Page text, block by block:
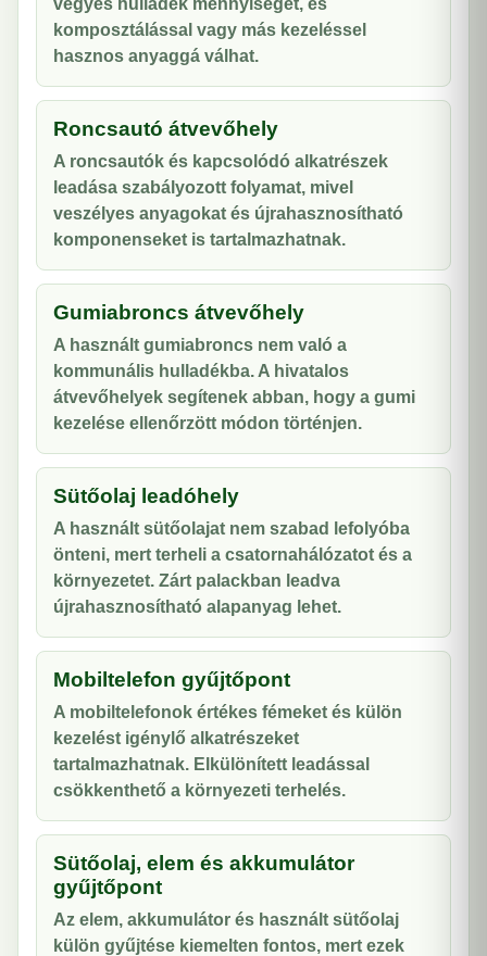
vegyes hulladék mennyiségét, és
komposztálással vagy más kezeléssel
hasznos anyaggá válhat.
Roncsautó átvevőhely
A roncsautók és kapcsolódó alkatrészek
leadása szabályozott folyamat, mivel
veszélyes anyagokat és újrahasznosítható
komponenseket is tartalmazhatnak.
Gumiabroncs átvevőhely
A használt gumiabroncs nem való a
kommunális hulladékba. A hivatalos
átvevőhelyek segítenek abban, hogy a gumi
kezelése ellenőrzött módon történjen.
Sütőolaj leadóhely
A használt sütőolajat nem szabad lefolyóba
önteni, mert terheli a csatornahálózatot és a
környezetet. Zárt palackban leadva
újrahasznosítható alapanyag lehet.
Mobiltelefon gyűjtőpont
A mobiltelefonok értékes fémeket és külön
kezelést igénylő alkatrészeket
tartalmazhatnak. Elkülönített leadással
csökkenthető a környezeti terhelés.
Sütőolaj, elem és akkumulátor
gyűjtőpont
Az elem, akkumulátor és használt sütőolaj
külön gyűjtése kiemelten fontos, mert ezek